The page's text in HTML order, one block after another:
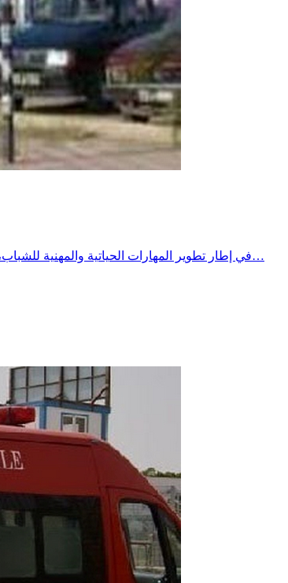
​في إطار تطوير المهارات الحياتية والمهنية للشباب، وتوفير فرص تكوين وتدريب نوعية تتماشى مع متطلبات سوق الشغل الشاملة والمتجددة .​وتحت إشراف معتمدية الحنشة، وبشراكة استراتيجية بين مركز…